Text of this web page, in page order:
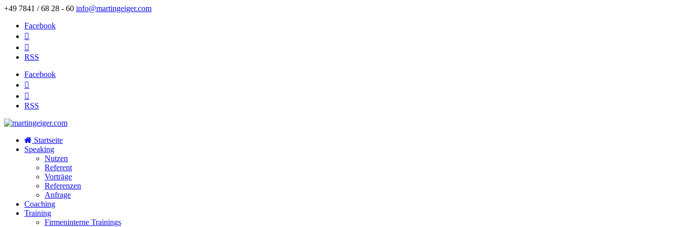
+49 7841 / 68 28 - 60 info@martingeiger.com
Facebook


RSS
Facebook


RSS
Startseite
Speaking
Nutzen
Referent
Vorträge
Referenzen
Anfrage
Coaching
Training
Firmeninterne Trainings